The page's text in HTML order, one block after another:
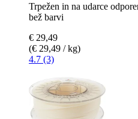
Trpežen in na udarce
bež barvi
€ 29,49
(€ 29,49 / kg)
4.7 (3)